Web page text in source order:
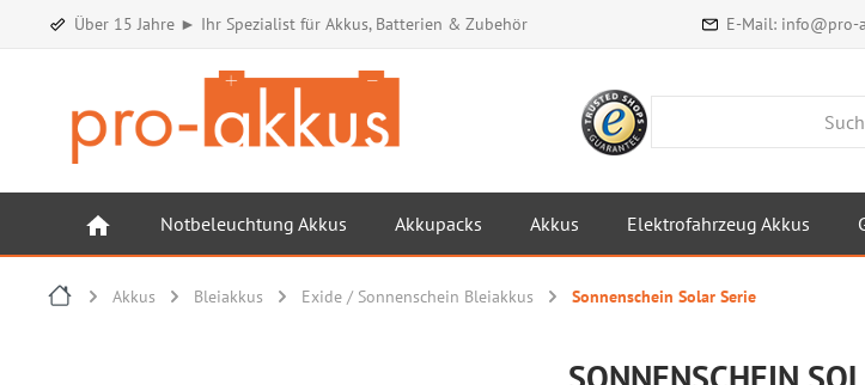
Über 15 Jahre ► Ihr Spezialist für Akkus, Batterien & Zubehör E-Mail: info@pro-
Notbeleuchtung Akkus Akkupacks Akkus Elektrofahrzeug Akkus
Akkus Bleiakkus Exide / Sonnenschein Bleiakkus Sonnenschein Solar Serie